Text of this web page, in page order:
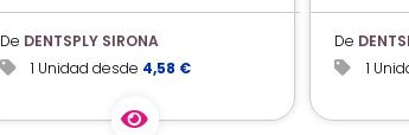
De DENTSPLY SIRONA
1 Unidad desde 4,58 €
De
1